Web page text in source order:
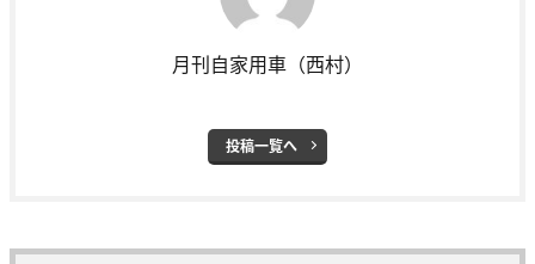
月刊自家用車（西村）
投稿一覧へ